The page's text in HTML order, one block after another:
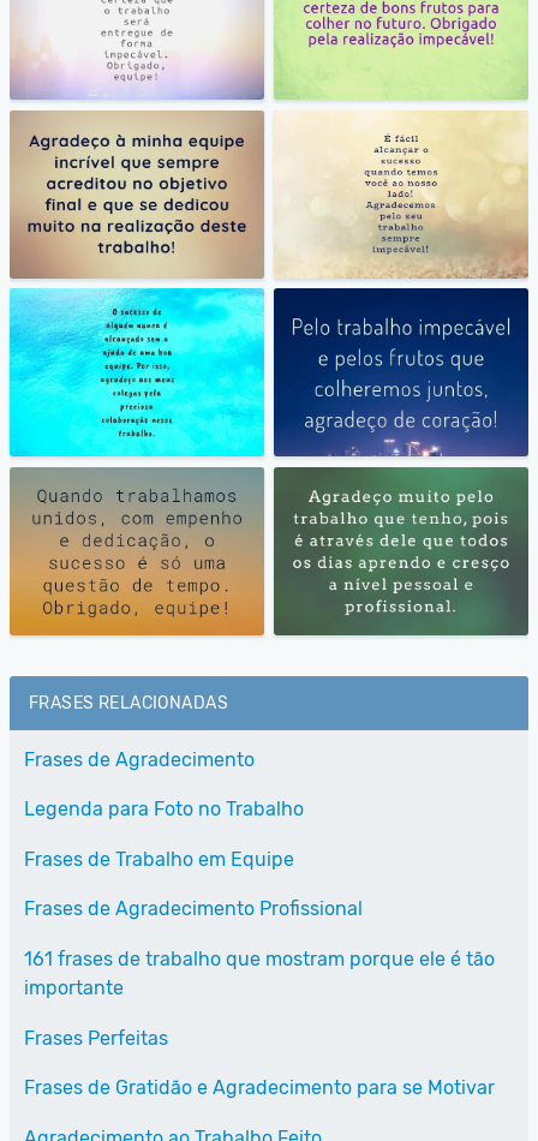
FRASES RELACIONADAS
Frases de Agradecimento
Legenda para Foto no Trabalho
Frases de Trabalho em Equipe
Frases de Agradecimento Profissional
161 frases de trabalho que mostram porque ele é tão
importante
Frases Perfeitas
Frases de Gratidão e Agradecimento para se Motivar